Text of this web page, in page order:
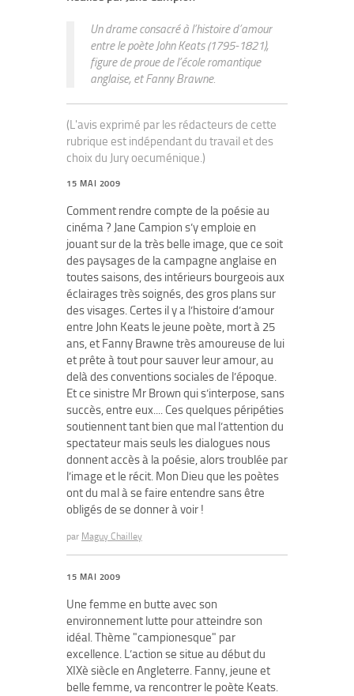
Un drame consacré à l’histoire d’amour
entre le poète John Keats (1795-1821),
figure de proue de l’école romantique
anglaise, et Fanny Brawne.
(L'avis exprimé par les rédacteurs de cette
rubrique est indépendant du travail et des
choix du Jury oecuménique.)
15 MAI 2009
Comment rendre compte de la poésie au
cinéma ? Jane Campion s’y emploie en
jouant sur de la très belle image, que ce soit
des paysages de la campagne anglaise en
toutes saisons, des intérieurs bourgeois aux
éclairages très soignés, des gros plans sur
des visages. Certes il y a l’histoire d’amour
entre John Keats le jeune poète, mort à 25
ans, et Fanny Brawne très amoureuse de lui
et prête à tout pour sauver leur amour, au
delà des conventions sociales de l’époque.
Et ce sinistre Mr Brown qui s’interpose, sans
succès, entre eux.... Ces quelques péripéties
soutiennent tant bien que mal l’attention du
spectateur mais seuls les dialogues nous
donnent accès à la poésie, alors troublée par
l’image et le récit. Mon Dieu que les poètes
ont du mal à se faire entendre sans être
obligés de se donner à voir !
par Maguy Chailley
15 MAI 2009
Une femme en butte avec son
environnement lutte pour atteindre son
idéal. Thème "campionesque" par
excellence. L’action se situe au début du
XIXè siècle en Angleterre. Fanny, jeune et
belle femme, va rencontrer le poète Keats.